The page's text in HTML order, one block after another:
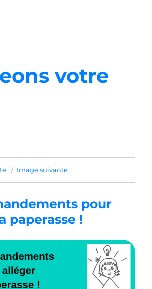
votre
Image suivante
pour
paperasse !